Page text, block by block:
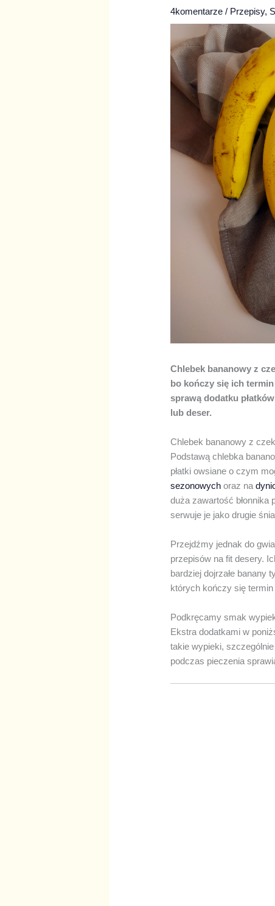
4komentarze / Przepisy,
Chlebek bananowy z
bo kończy się ich
sprawą dodatku
lub deser.
Chlebek bananowy z
Podstawą chlebka
płatki owsiane o czym
sezonowych oraz na
duża zawartość błonnika
serwuje je jako drugie
Przejdźmy jednak do
przepisów na fit desery.
bardziej dojrzałe banany
których kończy się
Podkręcamy smak
Ekstra dodatkami w
takie wypieki,
podczas pieczenia